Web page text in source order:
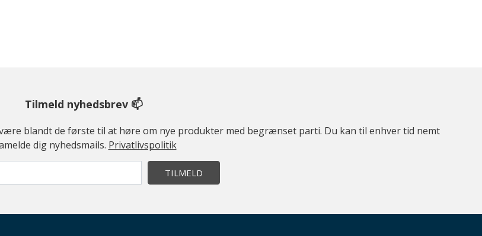
Tilmeld nyhedsbrev 📫
blandt de første til at høre om nye produkter med begrænset parti. Du kan til enhver tid nemt
dig nyhedsmails. Privatlivspolitik
TILMELD